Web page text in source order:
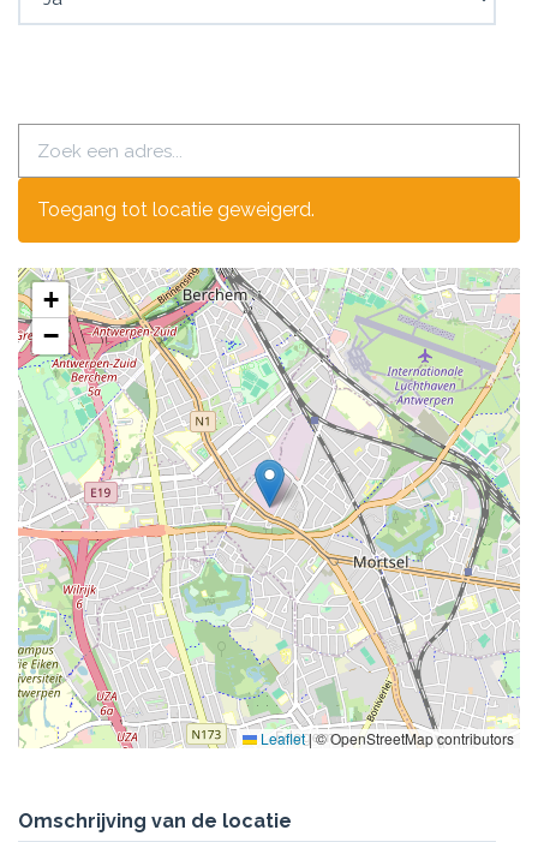
Toegang tot locatie geweigerd.
+
−
Leaflet|© OpenStreetMap contributors
Omschrijving van de locatie